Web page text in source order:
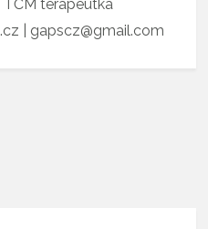
TČM terapeutka
| gapscz@gmail.com